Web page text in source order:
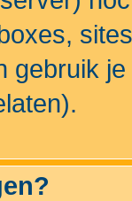
gebruik